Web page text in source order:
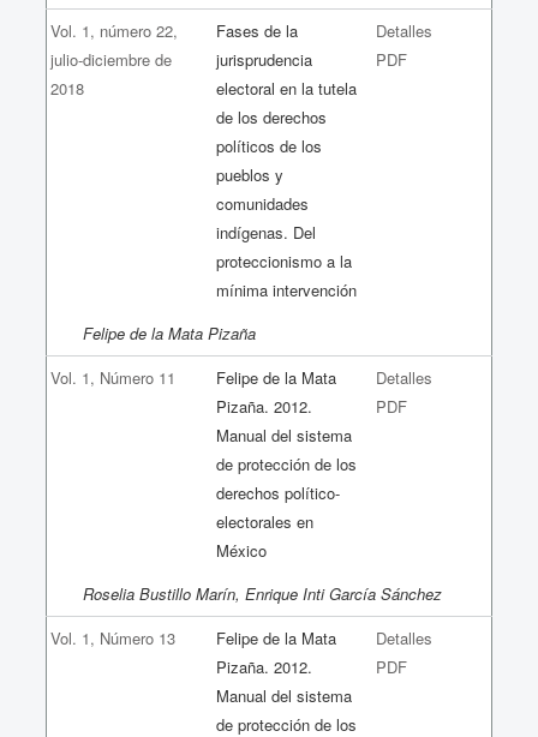
Vol. 1, número 22,
julio-diciembre de
2018
Fases de la
jurisprudencia
electoral en la tutela
de los derechos
políticos de los
pueblos y
comunidades
indígenas. Del
proteccionismo a la
mínima intervención
Detalles
PDF
Felipe de la Mata Pizaña
Vol. 1, Número 11
Felipe de la Mata
Pizaña. 2012.
Manual del sistema
de protección de los
derechos político-
electorales en
México
Detalles
PDF
Roselia Bustillo Marín, Enrique Inti García Sánchez
Vol. 1, Número 13
Felipe de la Mata
Pizaña. 2012.
Manual del sistema
de protección de los
Detalles
PDF